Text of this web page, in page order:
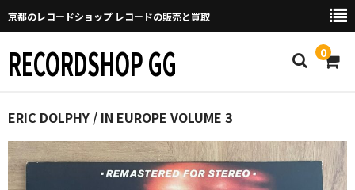
京都のレコードショップ レコードの販売と買取
RECORDSHOP GG 0
Home
マイページ
GGについて
ERIC DOLPHY / IN EUROPE VOLUME 3